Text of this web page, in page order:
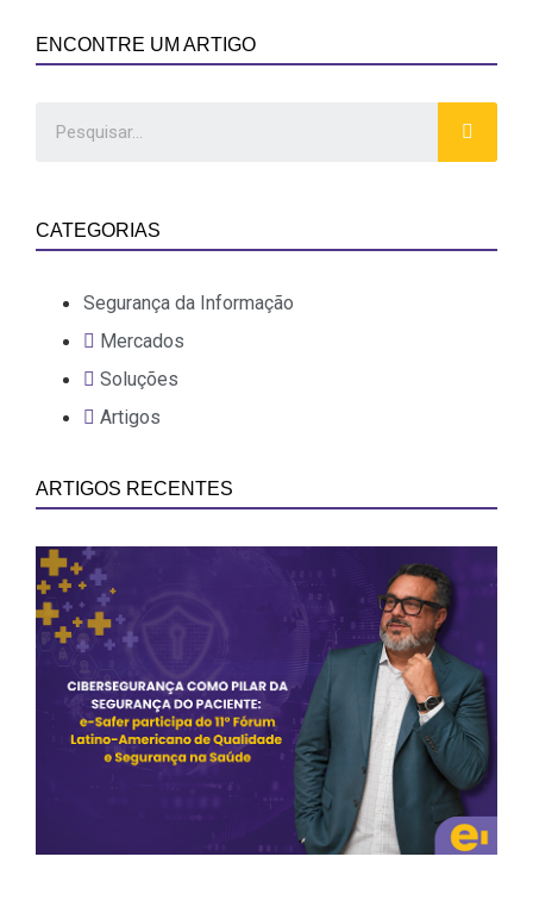
ENCONTRE UM ARTIGO
CATEGORIAS
Segurança da Informação
Mercados
Soluções
Artigos
ARTIGOS RECENTES